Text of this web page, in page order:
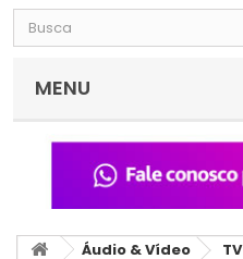
MENU
Áudio & Vídeo TV